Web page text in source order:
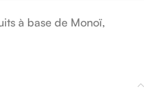
à base de Monoï,